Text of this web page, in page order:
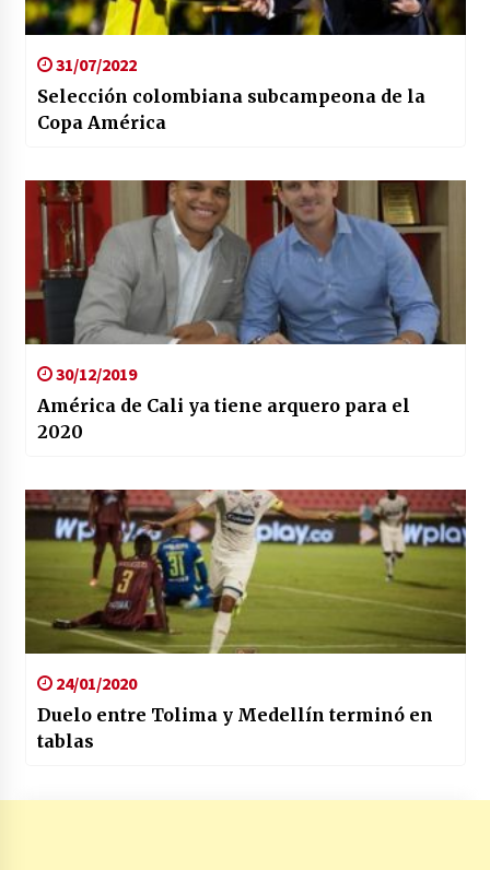
31/07/2022
Selección colombiana subcampeona de la
Copa América
30/12/2019
América de Cali ya tiene arquero para el
2020
24/01/2020
Duelo entre Tolima y Medellín terminó en
tablas